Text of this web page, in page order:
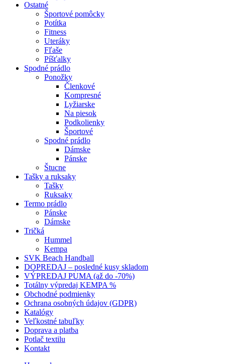
Ostatné
Športové pomôcky
Potítka
Fitness
Uteráky
Fľaše
Píšťalky
Spodné prádlo
Ponožky
Členkové
Kompresné
Lyžiarske
Na piesok
Podkolienky
Športové
Spodné prádlo
Dámske
Pánske
Štucne
Tašky a ruksaky
Tašky
Ruksaky
Termo prádlo
Pánske
Dámske
Tričká
Hummel
Kempa
SVK Beach Handball
DOPREDAJ – posledné kusy skladom
VÝPREDAJ PUMA (až do -70%)
Totálny výpredaj KEMPA %
Obchodné podmienky
Ochrana osobných údajov (GDPR)
Katalógy
Veľkostné tabuľky
Doprava a platba
Potlač textilu
Kontakt